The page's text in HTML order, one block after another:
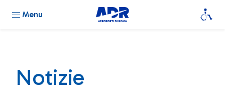
Menu
Notizie